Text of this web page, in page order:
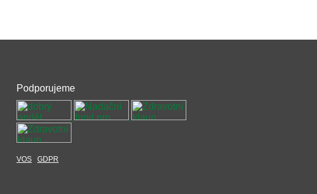
Podporujeme
VOS GDPR